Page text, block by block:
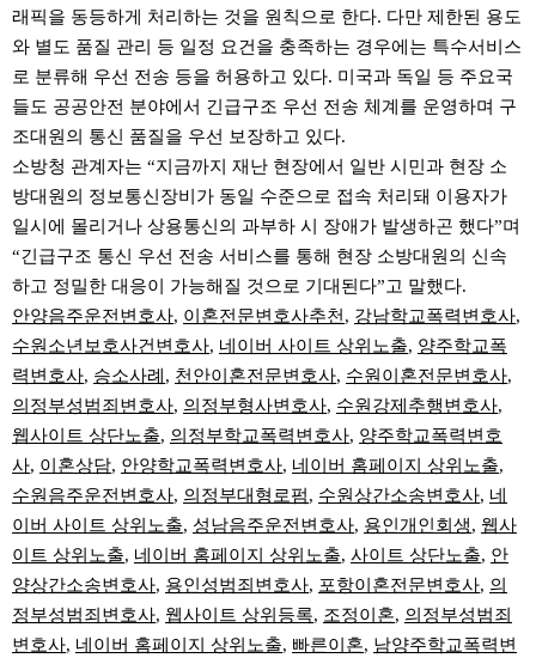
래픽을 동등하게 처리하는 것을 원칙으로 한다. 다만 제한된 용도
와 별도 품질 관리 등 일정 요건을 충족하는 경우에는 특수서비스
로 분류해 우선 전송 등을 허용하고 있다. 미국과 독일 등 주요국
들도 공공안전 분야에서 긴급구조 우선 전송 체계를 운영하며 구
조대원의 통신 품질을 우선 보장하고 있다.
소방청 관계자는 “지금까지 재난 현장에서 일반 시민과 현장 소
방대원의 정보통신장비가 동일 수준으로 접속 처리돼 이용자가
일시에 몰리거나 상용통신의 과부하 시 장애가 발생하곤 했다”며
“긴급구조 통신 우선 전송 서비스를 통해 현장 소방대원의 신속
하고 정밀한 대응이 가능해질 것으로 기대된다”고 말했다.
안양음주운전변호사, 이혼전문변호사추천 , 강남학교폭력변호사,
수원소년보호사건변호사, 네이버 사이트 상위노출, 양주학교폭
력변호사, 승소사례 , 천안이혼전문변호사, 수원이혼전문변호사,
의정부성범죄변호사, 의정부형사변호사, 수원강제추행변호사,
웹사이트 상단노출, 의정부학교폭력변호사, 양주학교폭력변호
사, 이혼상담, 안양학교폭력변호사, 네이버 홈페이지 상위노출,
수원음주운전변호사, 의정부대형로펌, 수원상간소송변호사, 네
이버 사이트 상위노출, 성남음주운전변호사, 용인개인회생, 웹사
이트 상위노출, 네이버 홈페이지 상위노출, 사이트 상단노출, 안
양상간소송변호사, 용인성범죄변호사, 포항이혼전문변호사, 의
정부성범죄변호사, 웹사이트 상위등록, 조정이혼, 의정부성범죄
변호사, 네이버 홈페이지 상위노출, 빠른이혼, 남양주학교폭력변